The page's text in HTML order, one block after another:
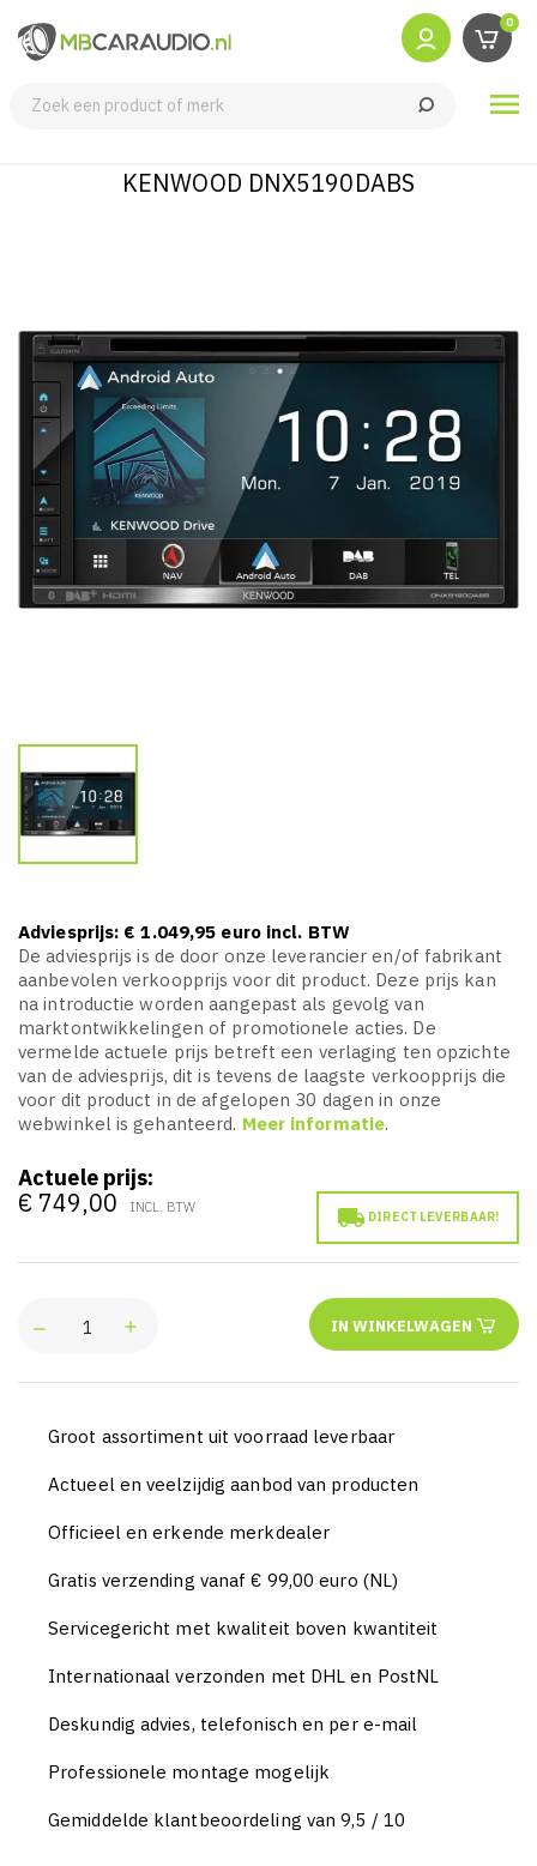
0

KENWOOD DNX5190DABS
Adviesprijs: € 1.049,95 euro incl. BTW
De adviesprijs is de door onze leverancier en/of fabrikant
aanbevolen verkoopprijs voor dit product. Deze prijs kan
na introductie worden aangepast als gevolg van
marktontwikkelingen of promotionele acties. De
vermelde actuele prijs betreft een verlaging ten opzichte
van de adviesprijs, dit is tevens de laagste verkoopprijs die
voor dit product in de afgelopen 30 dagen in onze
webwinkel is gehanteerd. Meer informatie.
Actuele prijs:
€ 749,00 INCL. BTW  DIRECT LEVERBAAR!
IN WINKELWAGEN
Groot assortiment uit voorraad leverbaar
Actueel en veelzijdig aanbod van producten
Officieel en erkende merkdealer
Gratis verzending vanaf € 99,00 euro (NL)
Servicegericht met kwaliteit boven kwantiteit
Internationaal verzonden met DHL en PostNL
Deskundig advies, telefonisch en per e-mail
Professionele montage mogelijk
Gemiddelde klantbeoordeling van 9,5 / 10